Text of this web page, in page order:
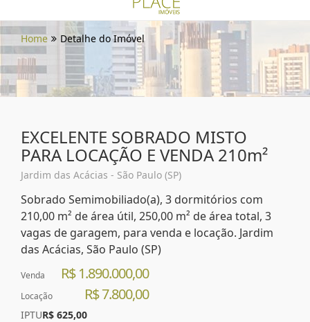
Home Detalhe do Imóvel
EXCELENTE SOBRADO MISTO
PARA LOCAÇÃO E VENDA 210m²
Jardim das Acácias - São Paulo (SP)
Sobrado Semimobiliado(a), 3 dormitórios com
210,00 m² de área útil, 250,00 m² de área total, 3
vagas de garagem, para venda e locação. Jardim
das Acácias, São Paulo (SP)
Venda R$ 1.890.000,00
Locação R$ 7.800,00
IPTUR$ 625,00